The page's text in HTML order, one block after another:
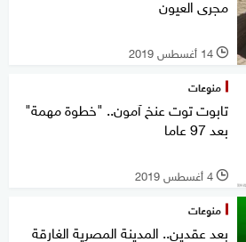
مجرى العيون
l 14 أغسطس 2019
منوعات
تابوت توت عنخ آمون.. "خطوة مهمة"
بعد 97 عاما
l 4 أغسطس 2019
منوعات
بعد عقدين.. المدينة المصرية الغارقة